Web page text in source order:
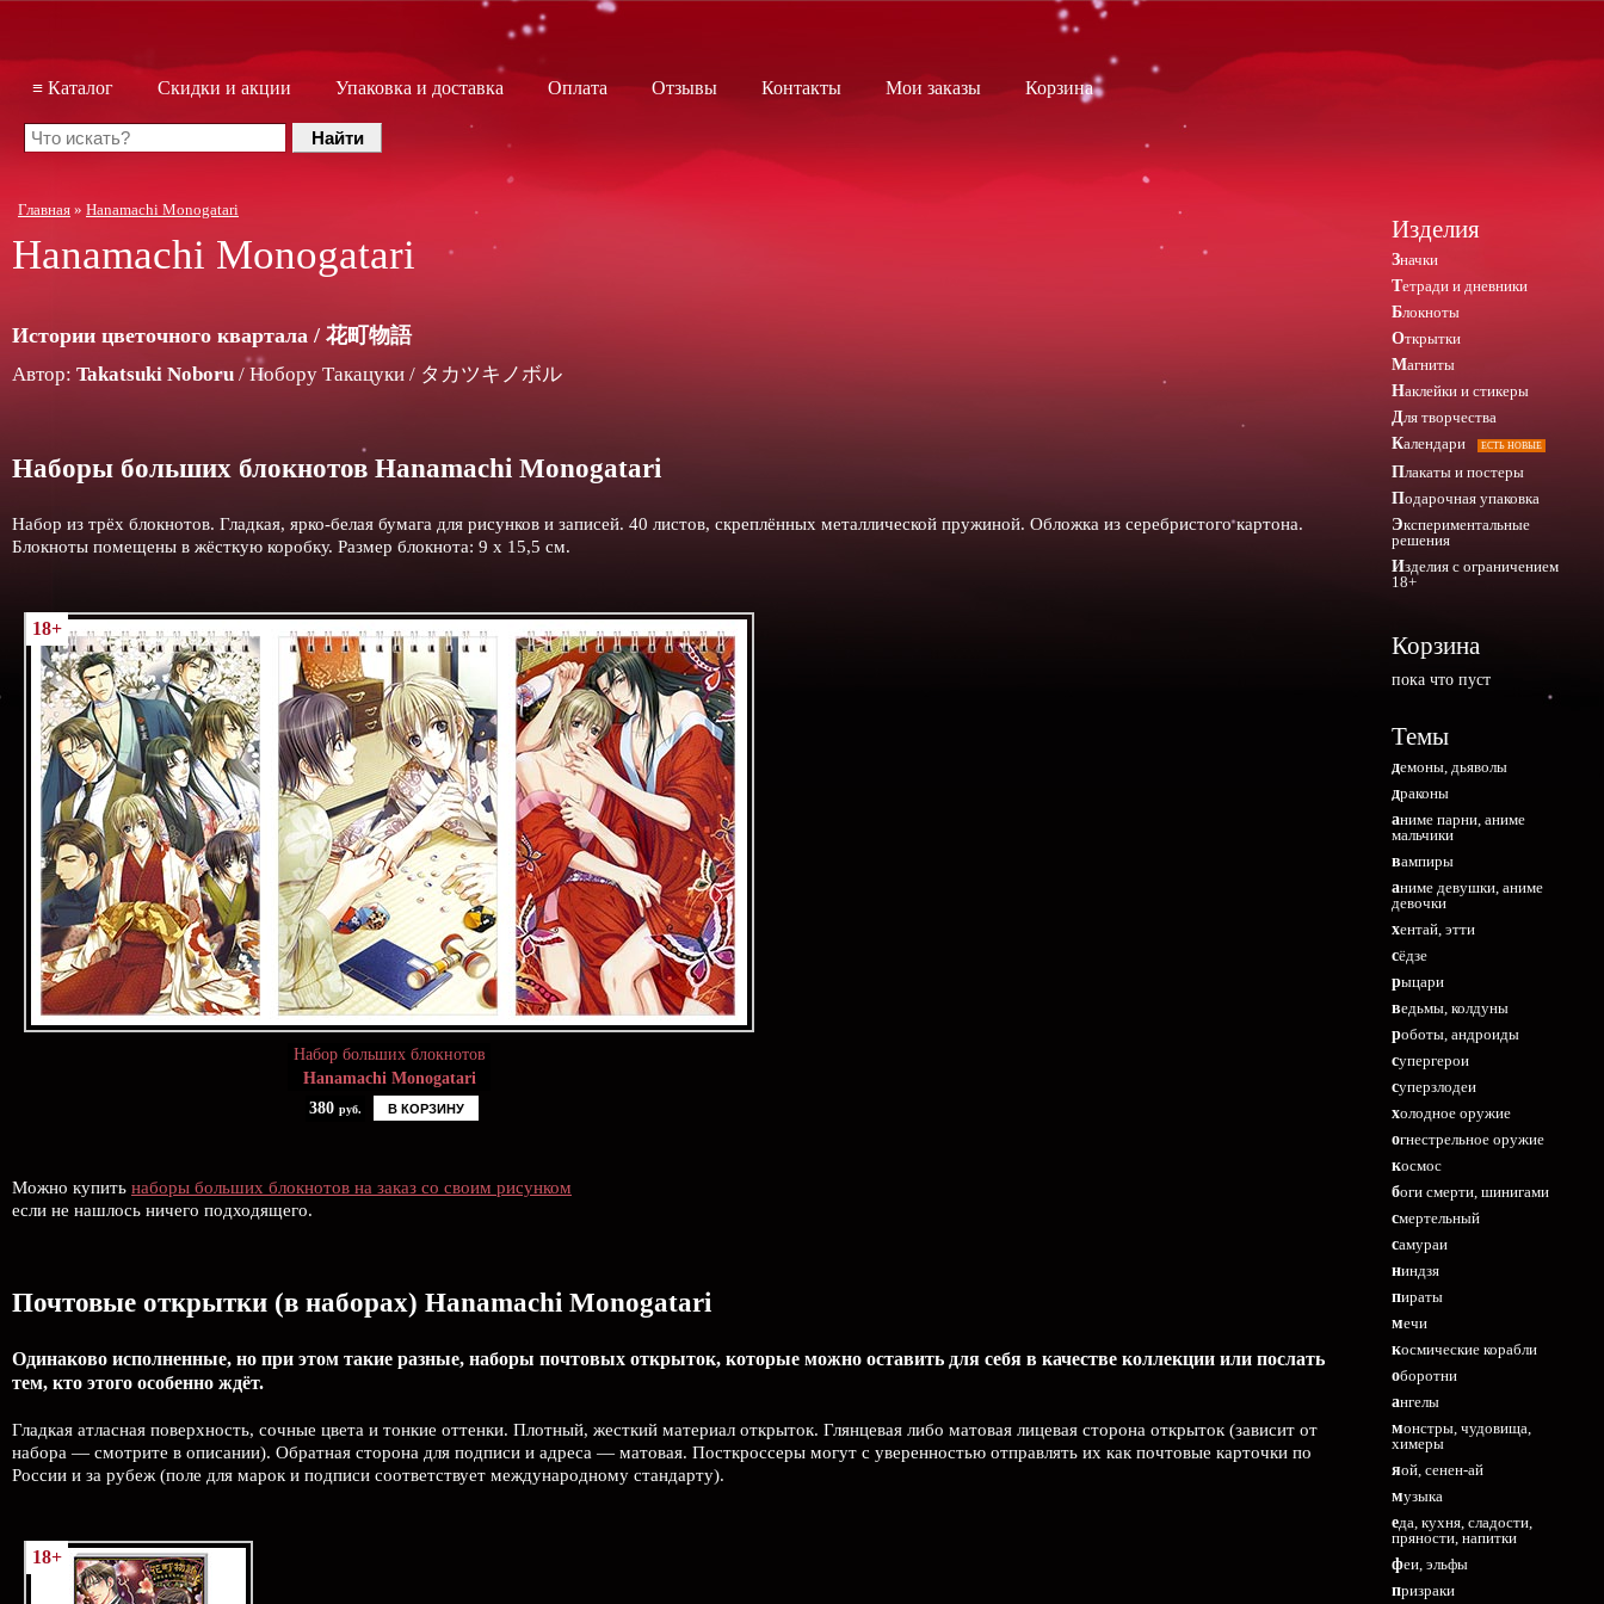
≡ Каталог Скидки и акции Упаковка и доставка Оплата Отзывы Контакты Мои заказы Корзина
Главная » Hanamachi Monogatari
Hanamachi Monogatari
Истории цветочного квартала / 花町物語
Автор: Takatsuki Noboru / Нобору Такацуки / タカツキノボル
Наборы больших блокнотов Hanamachi Monogatari
Набор из трёх блокнотов. Гладкая, ярко-белая бумага для рисунков и записей. 40 листов, скреплённых металлической пружиной. Обложка из серебристого картона.
Блокноты помещены в жёсткую коробку. Размер блокнота: 9 х 15,5 см.
18+
Набор больших блокнотов
Hanamachi Monogatari
380 руб. В КОРЗИНУ
Можно купить наборы больших блокнотов на заказ со своим рисунком
если не нашлось ничего подходящего.
Почтовые открытки (в наборах) Hanamachi Monogatari
Одинаково исполненные, но при этом такие разные, наборы почтовых открыток, которые можно оставить для себя в качестве коллекции или послать
тем, кто этого особенно ждёт.
Гладкая атласная поверхность, сочные цвета и тонкие оттенки. Плотный, жесткий материал открыток. Глянцевая либо матовая лицевая сторона открыток (зависит от
набора — смотрите в описании). Обратная сторона для подписи и адреса — матовая. Посткроссеры могут с уверенностью отправлять их как почтовые карточки по
России и за рубеж (поле для марок и подписи соответствует международному стандарту).
18+
Изделия
Значки
Тетради и дневники
Блокноты
Открытки
Магниты
Наклейки и стикеры
Для творчества
Календари
ЕСТЬ НОВЫЕ
Плакаты и постеры
Подарочная упаковка
Экспериментальные
решения
Изделия с ограничением
18+
Корзина
пока что пуст
Темы
демоны, дьяволы
драконы
аниме парни, аниме
мальчики
вампиры
аниме девушки, аниме
девочки
хентай, этти
сёдзе
рыцари
ведьмы, колдуны
роботы, андроиды
супергерои
суперзлодеи
холодное оружие
огнестрельное оружие
космос
боги смерти, шинигами
смертельный
самураи
ниндзя
пираты
мечи
космические корабли
оборотни
ангелы
монстры, чудовища,
химеры
яой, сенен-ай
музыка
еда, кухня, сладости,
пряности, напитки
феи, эльфы
призраки